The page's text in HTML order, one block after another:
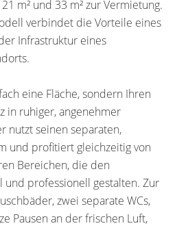
m² und 33 m² zur Vermietung.
verbindet die Vorteile eines
Infrastruktur eines
eine Fläche, sondern Ihren
in ruhiger, angenehmer
nutzt seinen separaten,
und profitiert gleichzeitig von
Bereichen, die den
professionell gestalten. Zur
zwei separate WCs,
Pausen an der frischen Luft,